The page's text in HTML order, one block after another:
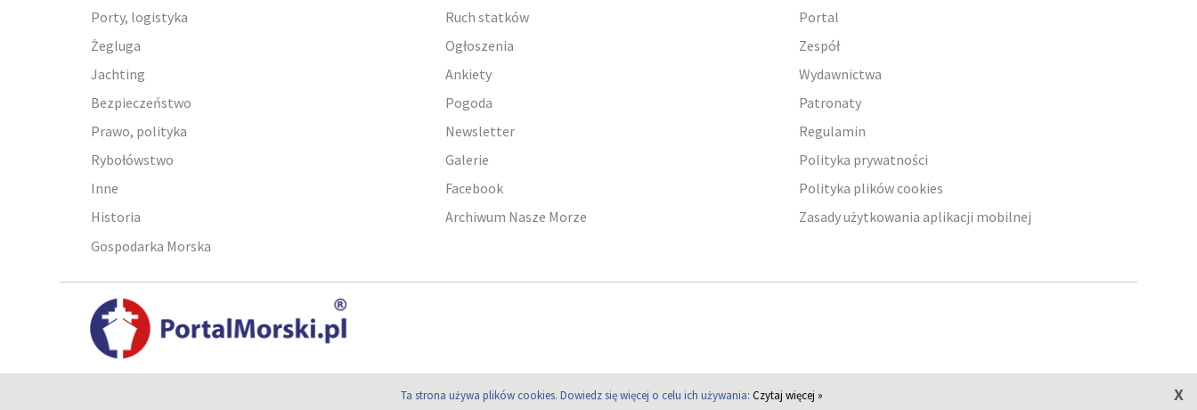
Porty, logistyka
Żegluga
Jachting
Bezpieczeństwo
Prawo, polityka
Rybołówstwo
Inne
Historia
Gospodarka Morska
Ruch statków
Ogłoszenia
Ankiety
Pogoda
Newsletter
Galerie
Facebook
Archiwum Nasze Morze
Portal
Zespół
Wydawnictwa
Patronaty
Regulamin
Polityka prywatności
Polityka plików cookies
Zasady użytkowania aplikacji mobilnej
Copyright © 2004 - 2026 PortalMorski.pl. Wszelkie prawa zastrzeżone.
Ta strona używa plików cookies. Dowiedz się więcej o celu ich używania: Czytaj więcej » x